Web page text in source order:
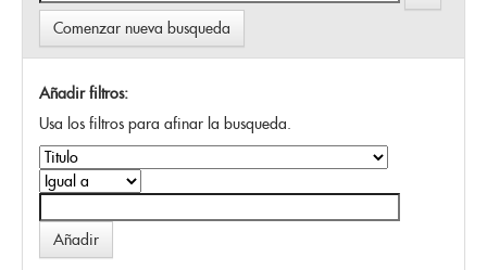
Comenzar nueva busqueda
Añadir filtros:
Usa los filtros para afinar la busqueda.